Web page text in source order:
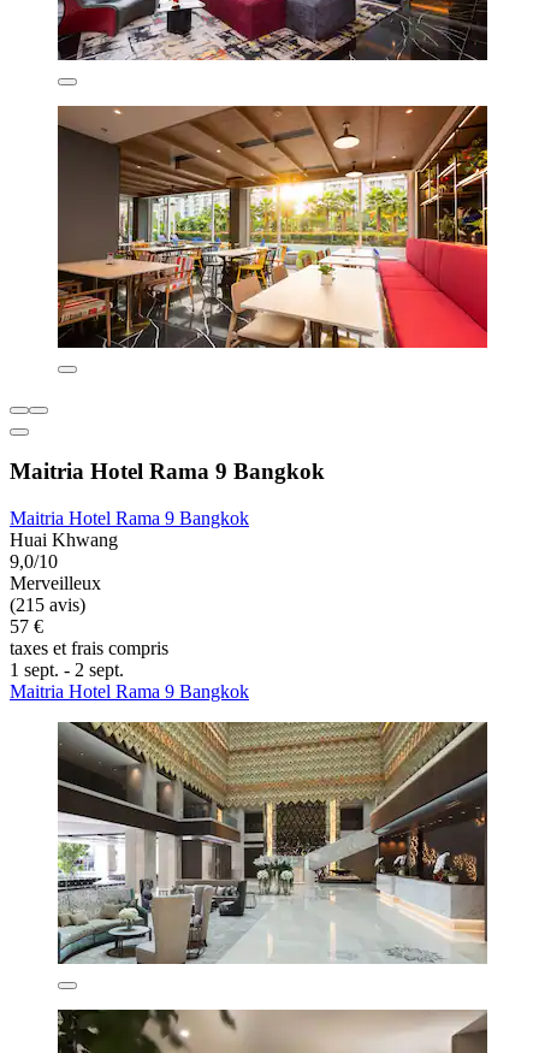
Maitria Hotel Rama 9 Bangkok
Maitria Hotel Rama 9 Bangkok
Huai Khwang
9,0/10
Merveilleux
(215 avis)
57 €
taxes et frais compris
1 sept. - 2 sept.
Maitria Hotel Rama 9 Bangkok